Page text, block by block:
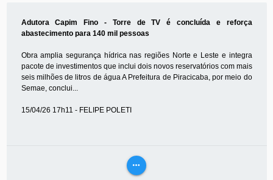
Adutora Capim Fino - Torre de TV é concluída e reforça
abastecimento para 140 mil pessoas
Obra amplia segurança hídrica nas regiões Norte e Leste e integra
pacote de investimentos que inclui dois novos reservatórios com mais
seis milhões de litros de água A Prefeitura de Piracicaba, por meio do
Semae, conclui...
15/04/26 17h11 - FELIPE POLETI
more_horiz